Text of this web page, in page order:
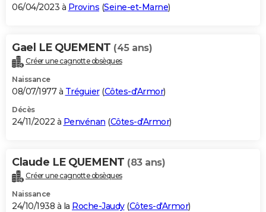
06/04/2023 à Provins (Seine-et-Marne)
Gael LE QUEMENT (45 ans)
Créer une cagnotte obsèques
Naissance
08/07/1977 à Tréguier(Côtes-d'Armor)
Décès
24/11/2022 à Penvénan (Côtes-d'Armor)
Claude LE QUEMENT (83 ans)
Créer une cagnotte obsèques
Naissance
24/10/1938 à la Roche-Jaudy(Côtes-d'Armor)